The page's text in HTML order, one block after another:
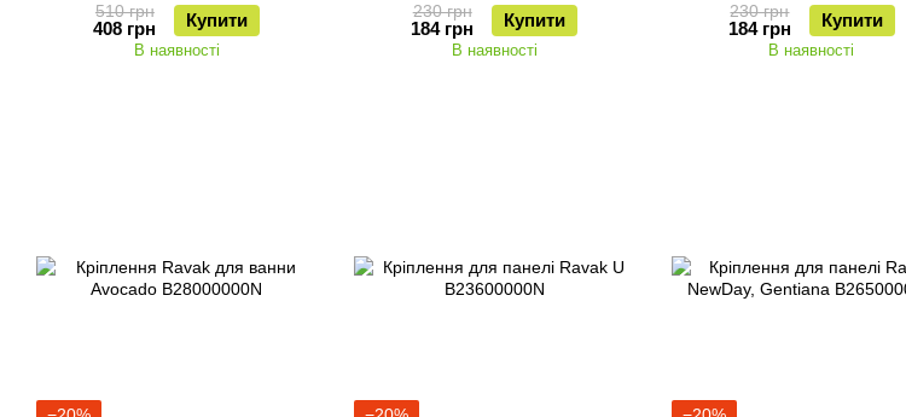
510 грн
408 грн Купити
В наявності
230 грн
184 грн Купити
В наявності
230 грн
184 грн Купити
В наявності